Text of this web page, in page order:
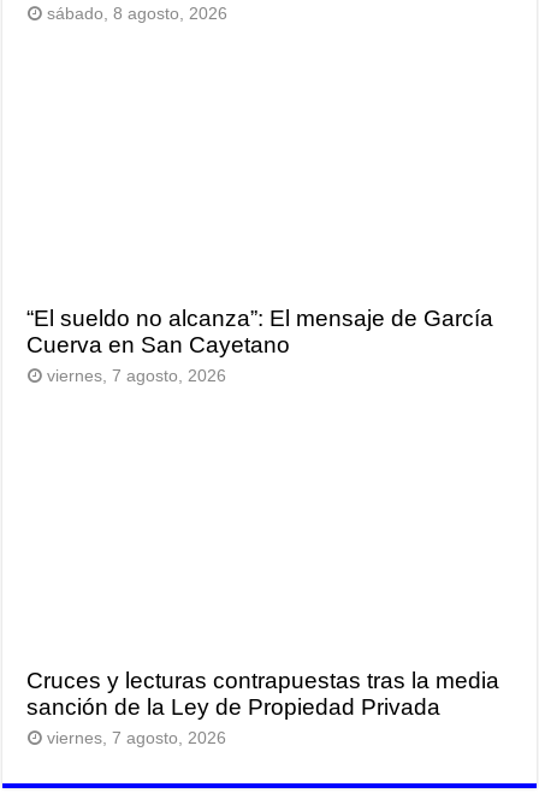
sábado, 8 agosto, 2026
“El sueldo no alcanza”: El mensaje de García
Cuerva en San Cayetano
viernes, 7 agosto, 2026
Cruces y lecturas contrapuestas tras la media
sanción de la Ley de Propiedad Privada
viernes, 7 agosto, 2026